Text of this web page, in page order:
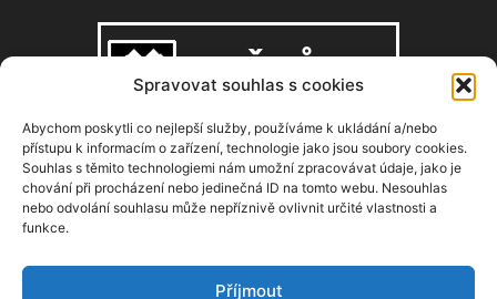
Spravovat souhlas s cookies
Abychom poskytli co nejlepší služby, používáme k ukládání a/nebo
přístupu k informacím o zařízení, technologie jako jsou soubory cookies.
Souhlas s těmito technologiemi nám umožní zpracovávat údaje, jako je
chování při procházení nebo jedinečná ID na tomto webu. Nesouhlas
nebo odvolání souhlasu může nepříznivě ovlivnit určité vlastnosti a
funkce.
Příjmout
O NÁS